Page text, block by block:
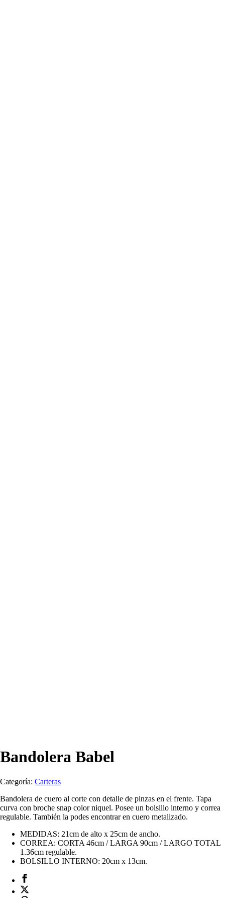
Bandolera Babel
Categoría: Carteras
Bandolera de cuero al corte con detalle de pinzas en el frente. Tapa
curva con broche snap color niquel. Posee un bolsillo interno y correa
regulable. También la podes encontrar en cuero metalizado.
MEDIDAS: 21cm de alto x 25cm de ancho.
CORREA: CORTA 46cm / LARGA 90cm / LARGO TOTAL
1.36cm regulable.
BOLSILLO INTERNO: 20cm x 13cm.